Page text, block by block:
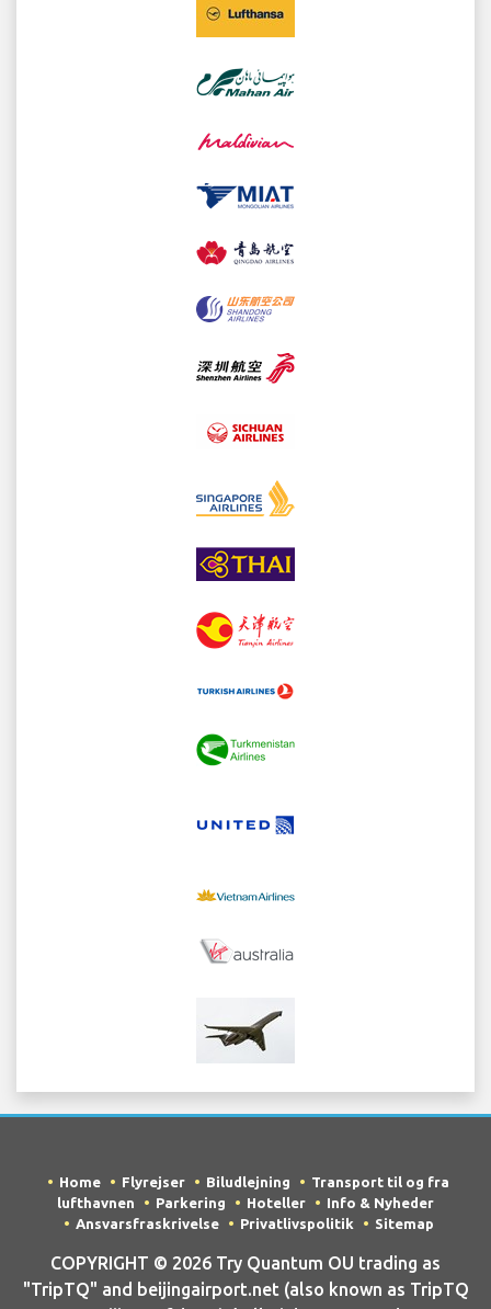
Home Flyrejser Biludlejning
Transport til og fra
lufthavnen
Parkering Hoteller
Info & Nyheder
Ansvarsfraskrivelse
Privatlivspolitik Sitemap
COPYRIGHT © 2026 Try Quantum OU trading as
"TripTQ" and beijingairport.net (also known as TripTQ